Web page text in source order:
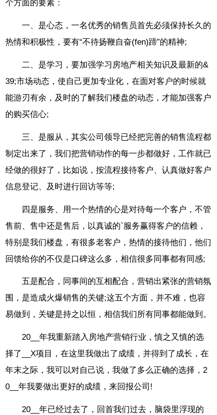
个方面的要素：
一、是心态，一名优秀的销售员首先必须保持长久的
热情和积极性，要有“不待扬鞭自奋(fen)蹄”的精神;
二、是学习，要加强学习房地产相关知识及最新的&
39;市场动态，使自己更加专业化，在面对客户的时候就
能游刃有余，及时的了解我们楼盘的动态，才能加强客户
的购买信心;
三、是服从，其实公司领导已经把完善的销售流程都
制定出来了，我们把营销动作的每一步都做好，工作就已
经做的很好了，比如说，按流程接待客户、认真做好客户
信息登记、及时进行回访等等;
四是服务、用一个热情的心是对待每一个客户，不管
售前、售中还是售后，以真诚的`服务赢得客户的信赖，
特别是我们楼盘，有很多老客户，热情的接待他们，他们
回馈给你的不仅是口碑这么多，相信很多同事都有同感;
五是配合，同事间的互相配合，营销出紧张的营销氛
围，是造成火爆销售的关键;这五个方面，并不难，也容
易做到，关键是持之以恒，相信我们所有同事都能做到。
20__年我重新踏入房地产营销行业，慎之又慎的选
择了__X项目，在这里我做出了成绩，并得到了成长，在
年末之际，我可以对自己说，我做了多么正确的选择，2
0__年我要做出更好的成绩，来回报公司!
20__年已经过去了，回首我们过去，脑袋里浮现的